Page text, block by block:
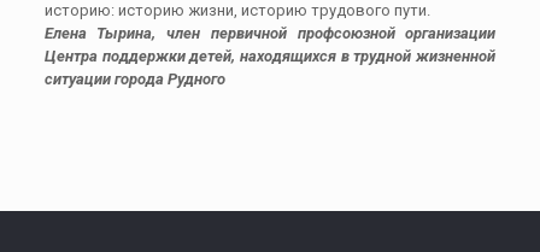
историю: историю жизни, историю трудового пути.
Елена Тырина, член первичной профсоюзной организации
Центра поддержки детей, находящихся в трудной жизненной
ситуации города Рудного